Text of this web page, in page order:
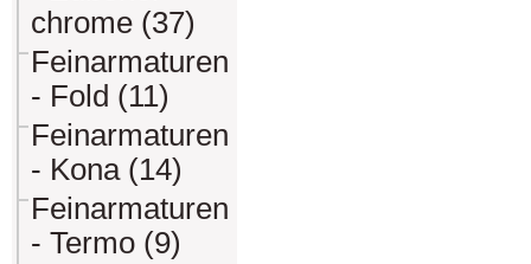
chrome (37)
Feinarmaturen
- Fold (11)
Feinarmaturen
- Kona (14)
Feinarmaturen
- Termo (9)